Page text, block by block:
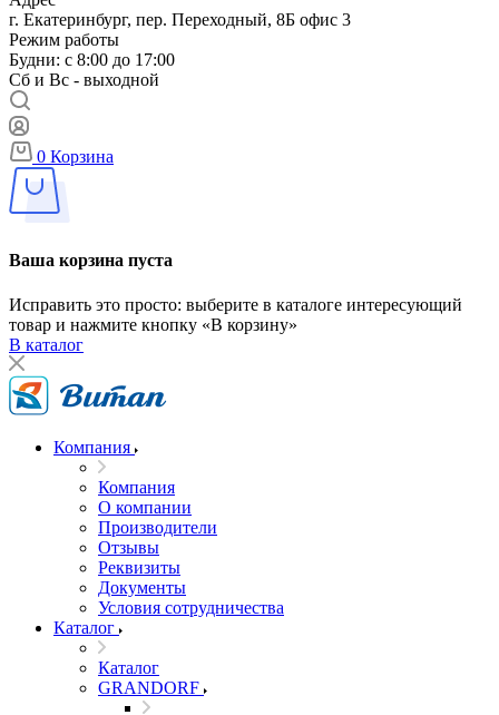
г. Екатеринбург, пер. Переходный, 8Б офис 3
Режим работы
Будни: с 8:00 до 17:00
Сб и Вс - выходной
0 Корзина
Ваша корзина пуста
Исправить это просто: выберите в каталоге интересующий
товар и нажмите кнопку «В корзину»
В каталог
Компания
Компания
О компании
Производители
Отзывы
Реквизиты
Документы
Условия сотрудничества
Каталог
Каталог
GRANDORF